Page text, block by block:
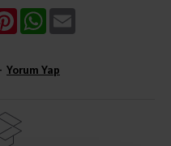
PinterestWhatsApp
Yorum Yap